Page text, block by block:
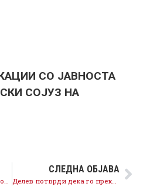
СО ЈАВНОСТА
СОЈУЗ НА
СЛЕДНА ОБЈАВА
Делев потврди дека го прекршил законот